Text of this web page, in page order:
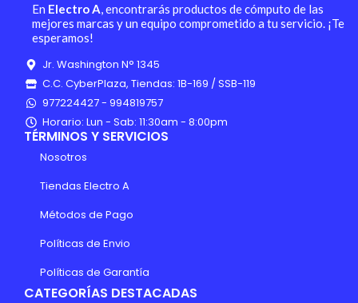
En Electro A, encontrarás productos de cómputo de las
mejores marcas y un equipo comprometido a tu servicio. ¡Te
esperamos!
Jr. Washington N° 1345
C.C. CyberPlaza, Tiendas: 1B-169 / SSB-119
977224427 - 994819757
Horario: Lun - Sab: 11:30am - 8:00pm
TÉRMINOS Y SERVICIOS
Nosotros
Tiendas Electro A
Métodos de Pago
Políticas de Envio
Políticas de Garantía
CATEGORÍAS DESTACADAS